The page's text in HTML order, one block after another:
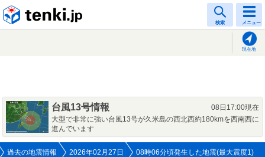
検索 メニュー
現在地
台風13号情報
08日17:00現在
大型で非常に強い台風13号が久米島の西北西約180kmを西南西に
進んでいます
過去の地震情報 2026年02月27日 08時06分頃発生した地震(最大震度1)